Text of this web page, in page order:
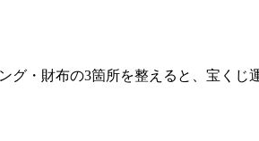
グ・財布の3箇所を整えると、宝くじ